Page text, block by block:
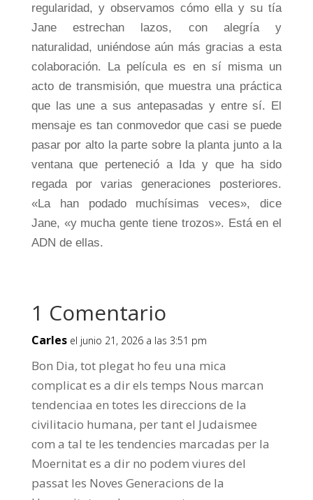
regularidad, y observamos cómo ella y su tía
Jane estrechan lazos, con alegría y
naturalidad, uniéndose aún más gracias a esta
colaboración. La película es en sí misma un
acto de transmisión, que muestra una práctica
que las une a sus antepasadas y entre sí. El
mensaje es tan conmovedor que casi se puede
pasar por alto la parte sobre la planta junto a la
ventana que perteneció a Ida y que ha sido
regada por varias generaciones posteriores.
«La han podado muchísimas veces», dice
Jane, «y mucha gente tiene trozos». Está en el
ADN de ellas.
1 Comentario
Carles el junio 21, 2026 a las 3:51 pm
Bon Dia, tot plegat ho feu una mica
complicat es a dir els temps Nous marcan
tendenciaa en totes les direccions de la
civilitacio humana, per tant el Judaismee
com a tal te les tendencies marcadas per la
Moernitat es a dir no podem viures del
passat les Noves Generacions de la